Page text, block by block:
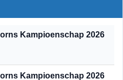
Kampioenschap 2026
Kampioenschap 2026